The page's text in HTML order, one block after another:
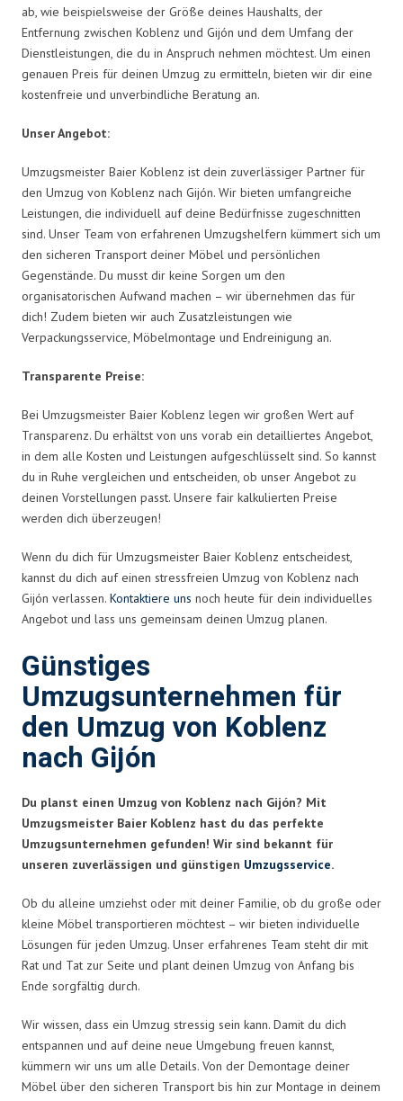
ab, wie beispielsweise der Größe deines Haushalts, der
Entfernung zwischen Koblenz und Gijón und dem Umfang der
Dienstleistungen, die du in Anspruch nehmen möchtest. Um einen
genauen Preis für deinen Umzug zu ermitteln, bieten wir dir eine
kostenfreie und unverbindliche Beratung an.
Unser Angebot:
Umzugsmeister Baier Koblenz ist dein zuverlässiger Partner für
den Umzug von Koblenz nach Gijón. Wir bieten umfangreiche
Leistungen, die individuell auf deine Bedürfnisse zugeschnitten
sind. Unser Team von erfahrenen Umzugshelfern kümmert sich um
den sicheren Transport deiner Möbel und persönlichen
Gegenstände. Du musst dir keine Sorgen um den
organisatorischen Aufwand machen – wir übernehmen das für
dich! Zudem bieten wir auch Zusatzleistungen wie
Verpackungsservice, Möbelmontage und Endreinigung an.
Transparente Preise:
Bei Umzugsmeister Baier Koblenz legen wir großen Wert auf
Transparenz. Du erhältst von uns vorab ein detailliertes Angebot,
in dem alle Kosten und Leistungen aufgeschlüsselt sind. So kannst
du in Ruhe vergleichen und entscheiden, ob unser Angebot zu
deinen Vorstellungen passt. Unsere fair kalkulierten Preise
werden dich überzeugen!
Wenn du dich für Umzugsmeister Baier Koblenz entscheidest,
kannst du dich auf einen stressfreien Umzug von Koblenz nach
Gijón verlassen. Kontaktiere uns noch heute für dein individuelles
Angebot und lass uns gemeinsam deinen Umzug planen.
Günstiges
Umzugsunternehmen für
den Umzug von Koblenz
nach Gijón
Du planst einen Umzug von Koblenz nach Gijón? Mit
Umzugsmeister Baier Koblenz hast du das perfekte
Umzugsunternehmen gefunden! Wir sind bekannt für
unseren zuverlässigen und günstigen Umzugsservice.
Ob du alleine umziehst oder mit deiner Familie, ob du große oder
kleine Möbel transportieren möchtest – wir bieten individuelle
Lösungen für jeden Umzug. Unser erfahrenes Team steht dir mit
Rat und Tat zur Seite und plant deinen Umzug von Anfang bis
Ende sorgfältig durch.
Wir wissen, dass ein Umzug stressig sein kann. Damit du dich
entspannen und auf deine neue Umgebung freuen kannst,
kümmern wir uns um alle Details. Von der Demontage deiner
Möbel über den sicheren Transport bis hin zur Montage in deinem